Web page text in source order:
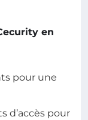
en
pour une
d’accès pour